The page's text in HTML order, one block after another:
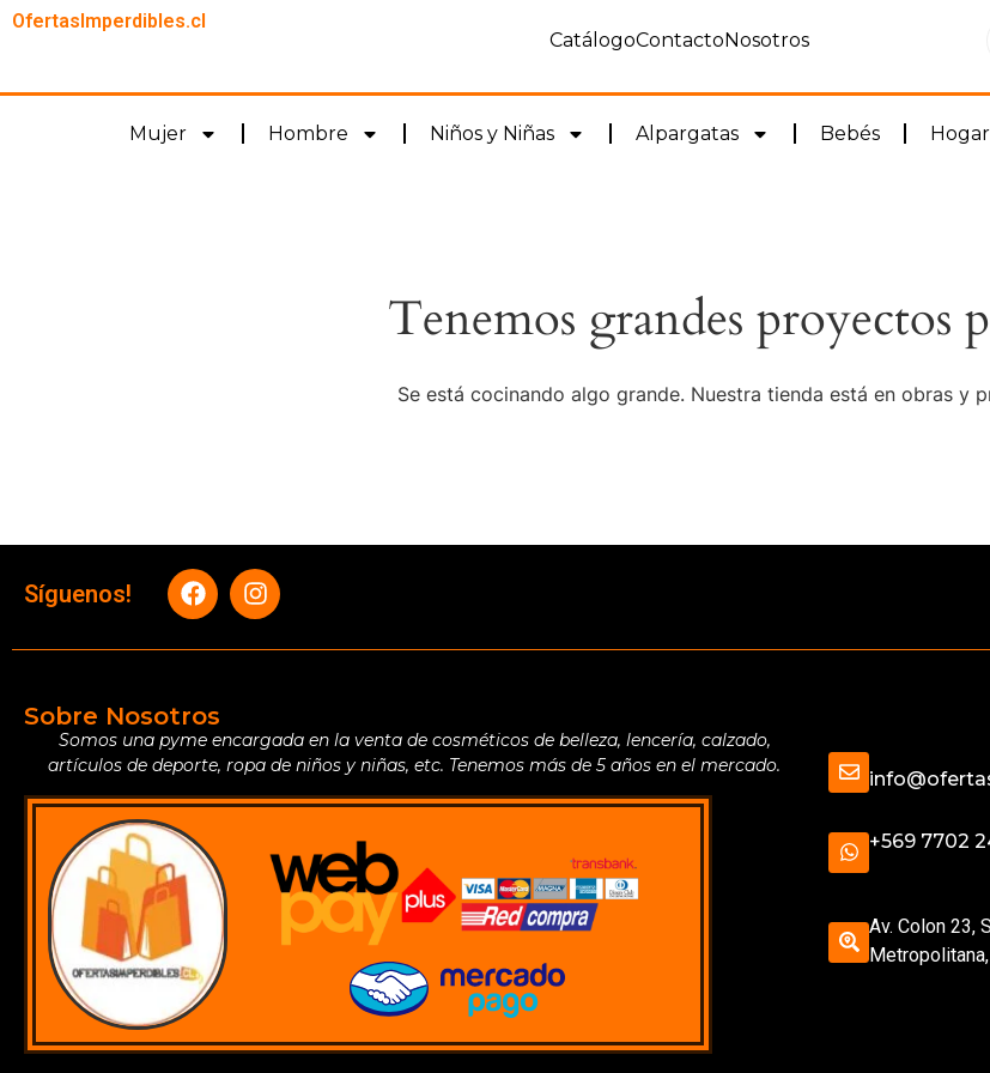
OfertasImperdibles.cl
CatálogoContactoNosotros
Mujer Hombre Niños y Niñas Alpargatas Bebés Hogar
Tenemos grandes proyectos
Se está cocinando algo grande. Nuestra tienda está en obras y
Síguenos!
Sobre Nosotros
Somos una pyme encargada en la venta de cosméticos de belleza, lencería, calzado,
artículos de deporte, ropa de niños y niñas, etc. Tenemos más de 5 años en el mercado.
+569 7702
Av. Colon 23,